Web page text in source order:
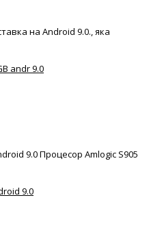
на Android 9.0., яка
andr 9.0
9.0 Процесор Amlogic S905
9.0